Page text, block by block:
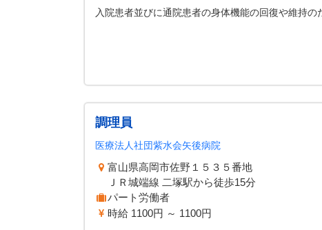
入院患者並びに通院患者の身体機能の回復や維持
調理員
医療法人社団紫水会矢後病院
富山県高岡市佐野１５３５番地
ＪＲ城端線 二塚駅から徒歩15分
パート労働者
時給 1100円 ～ 1100円